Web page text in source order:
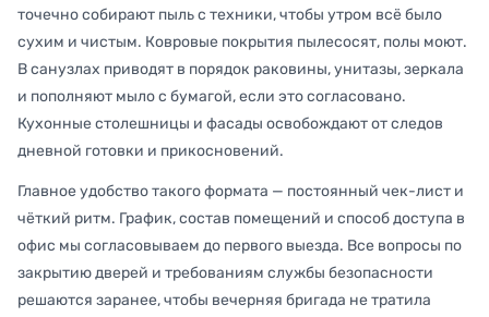
точечно собирают пыль с техники, чтобы утром всё было
сухим и чистым. Ковровые покрытия пылесосят, полы моют.
В санузлах приводят в порядок раковины, унитазы, зеркала
и пополняют мыло с бумагой, если это согласовано.
Кухонные столешницы и фасады освобождают от следов
дневной готовки и прикосновений.
Главное удобство такого формата — постоянный чек-лист и
чёткий ритм. График, состав помещений и способ доступа в
офис мы согласовываем до первого выезда. Все вопросы по
закрытию дверей и требованиям службы безопасности
решаются заранее, чтобы вечерняя бригада не тратила